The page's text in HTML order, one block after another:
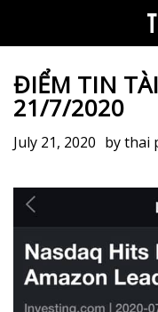
ĐIỂM TIN
21/7/2020
July 21, 2020 bythai